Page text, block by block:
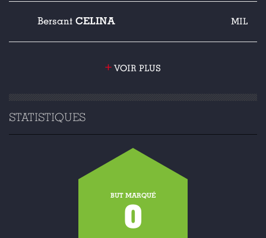
Bersant CELINA MIL
+ VOIR PLUS
STATISTIQUES
BUT MARQUÉ
0